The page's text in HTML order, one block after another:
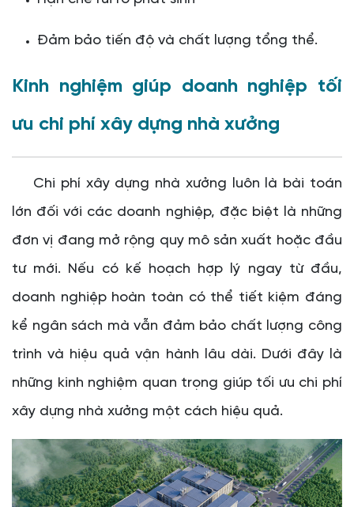
Đảm bảo tiến độ và chất lượng tổng thể.
Kinh nghiệm giúp doanh nghiệp tối
ưu chi phí xây dựng nhà xưởng
Chi phí xây dựng nhà xưởng luôn là bài toán
lớn đối với các doanh nghiệp, đặc biệt là những
đơn vị đang mở rộng quy mô sản xuất hoặc đầu
tư mới. Nếu có kế hoạch hợp lý ngay từ đầu,
doanh nghiệp hoàn toàn có thể tiết kiệm đáng
kể ngân sách mà vẫn đảm bảo chất lượng công
trình và hiệu quả vận hành lâu dài. Dưới đây là
những kinh nghiệm quan trọng giúp tối ưu chi phí
xây dựng nhà xưởng một cách hiệu quả.